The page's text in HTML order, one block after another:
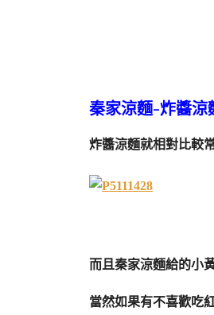
秦家涼麵-炸醬涼
炸醬涼麵就相對比較
而且秦家涼麵給的小
當然如果有不喜歡吃